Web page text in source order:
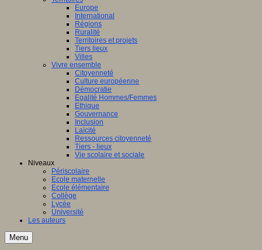
Europe
International
Régions
Ruralité
Territoires et projets
Tiers lieux
Villes
Vivre ensemble
Citoyenneté
Culture européenne
Démocratie
Egalité Hommes/Femmes
Ethique
Gouvernance
Inclusion
Laïcité
Ressources citoyenneté
Tiers - lieux
Vie scolaire et sociale
Niveaux
Périscolaire
Ecole maternelle
Ecole élémentaire
Collège
Lycée
Université
Les auteurs
Menu